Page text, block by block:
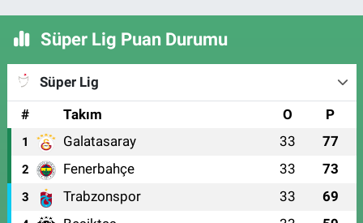
Süper Lig Puan Durumu
Süper Lig
#
Takım O P
1 Galatasaray 33 77
2 Fenerbahçe 33 73
3 Trabzonspor 33 69